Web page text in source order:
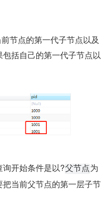
节点的第一代子节点以及
括自己的第一代子节点以
开始条件是以?父节点为
当前父节点的第一层子节